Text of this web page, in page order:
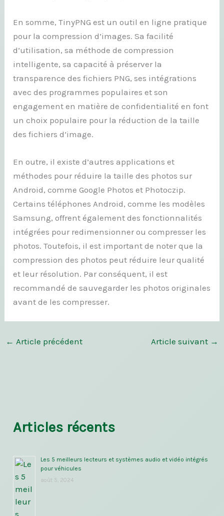
En somme, TinyPNG est un outil en ligne pratique
pour la compression d’images. Sa facilité
d’utilisation, sa méthode de compression
intelligente, sa capacité à préserver la
transparence des fichiers PNG, ses intégrations
avec des programmes populaires et son
engagement en matière de confidentialité en font
un choix populaire pour la réduction de la taille
des fichiers d’image.
En outre, il existe d’autres applications et
méthodes pour réduire la taille des photos sur
Android, comme Google Photos et Photoczip.
Certains téléphones Android, comme les modèles
Samsung, offrent également des fonctionnalités
intégrées pour redimensionner ou compresser les
photos. Toutefois, il est important de noter que la
compression des photos peut réduire leur qualité
et leur résolution. Par conséquent, il est
recommandé de sauvegarder les photos originales
avant de les compresser.
← Article précédent Article suivant →
Articles récents
Les 5 meilleurs lecteurs et systèmes audio et vidéo intégrés
pour véhicules
août 5, 2024